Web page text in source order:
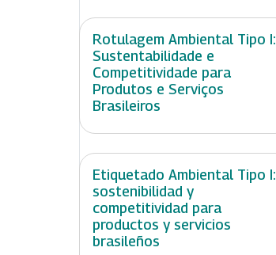
Rotulagem Ambiental Tipo I:
Sustentabilidade e
Competitividade para
Produtos e Serviços
Brasileiros
Etiquetado Ambiental Tipo I:
sostenibilidad y
competitividad para
productos y servicios
brasileños